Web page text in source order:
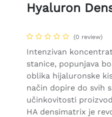
Hyaluron
(0 review)
Intenzivan
stanice, popunjava
oblika hijaluronske
način dopire do svih
učinkovitosti
HA densimatrix je